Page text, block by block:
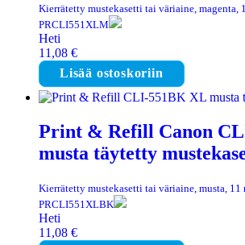
Kierrätetty mustekasetti tai väriaine, magenta,
PRCLI551XLM
Heti
11,08 €
Lisää ostoskoriin
Print & Refill Canon
musta täytetty
Kierrätetty mustekasetti tai väriaine, musta, 11
PRCLI551XLBK
Heti
11,08 €